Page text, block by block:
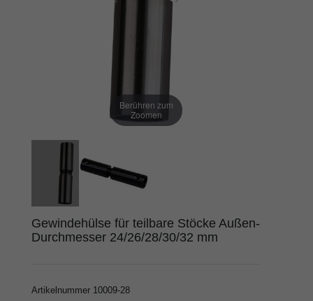
Berühren zum
Zoomen
Gewindehülse für teilbare Stöcke Außen-
Durchmesser 24/26/28/30/32 mm
Artikelnummer 10009-28